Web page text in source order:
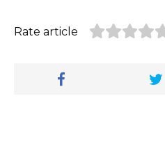
Rate article